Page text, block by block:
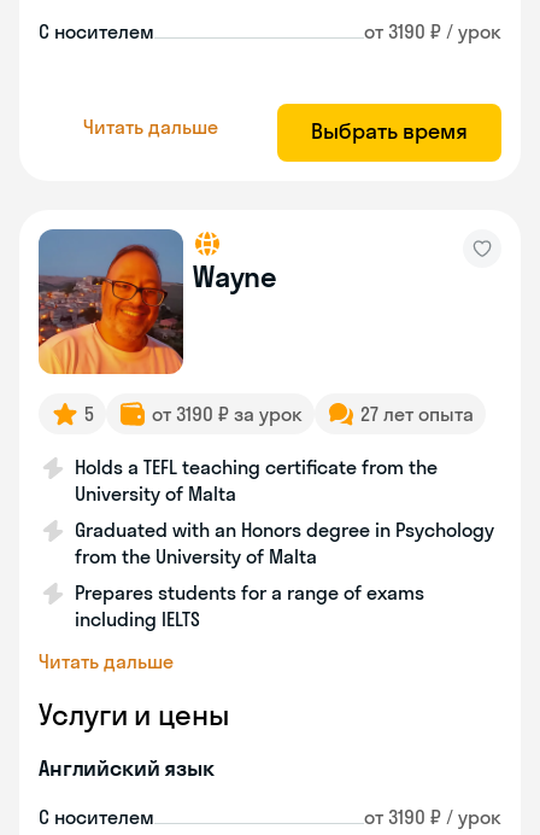
С носителем от 3190 ₽ / урок
Читать дальше Выбрать время
Wayne
5 от 3190 ₽ за урок 27 лет опыта
Holds a TEFL teaching certificate from the
University of Malta
Graduated with an Honors degree in Psychology
from the University of Malta
Prepares students for a range of exams
including IELTS
Читать дальше
Услуги и цены
Английский язык
С носителем от 3190 ₽ / урок